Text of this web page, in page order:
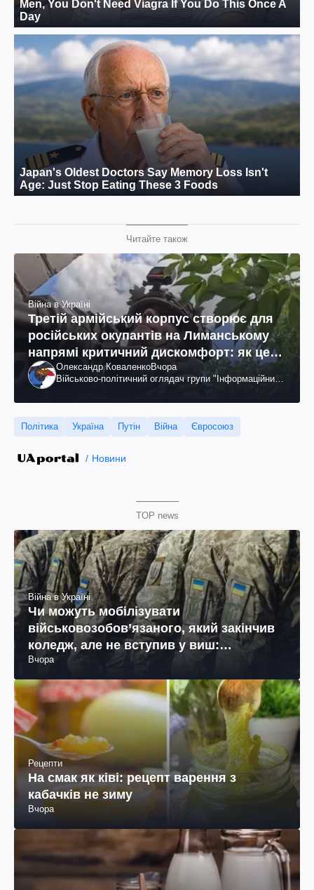
Читайте також
Війна в Україні
Третій армійський корпус створює для
російських окупантів на Лиманському
напрямі критичний дискомфорт: як це
вдалосяОлександр КоваленкоВчора
Військово-політичний оглядач групи "Інформаційний
Політика Україна Путін Війна Євросоюз
Новини
TOP news
Війна в Україні
Чи можуть мобілізувати
військовозобов’язаного, який закінчив
коледж, але не вступив у виш:
пояснення юриста
Вчора
Рецепти
На смак як ківі: рецепт варення з
кабачків не зиму
Вчора